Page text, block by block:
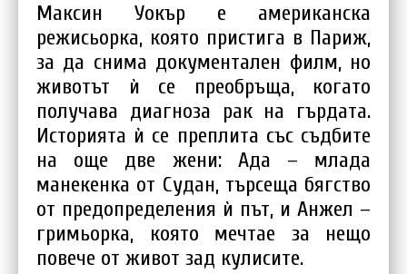
Максин Уокър е американска
режисьорка, която пристига в Париж,
за да снима документален филм, но
животът ѝ се преобръща, когато
получава диагноза рак на гърдата.
Историята ѝ се преплита със съдбите
на още две жени: Ада – млада
манекенка от Судан, търсеща бягство
от предопределения ѝ път, и Анжел –
гримьорка, която мечтае за нещо
повече от живот зад кулисите.